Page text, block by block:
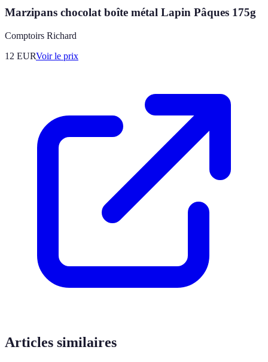
Marzipans chocolat boîte métal Lapin Pâques 175g
Comptoirs Richard
12 EURVoir le prix
Articles similaires